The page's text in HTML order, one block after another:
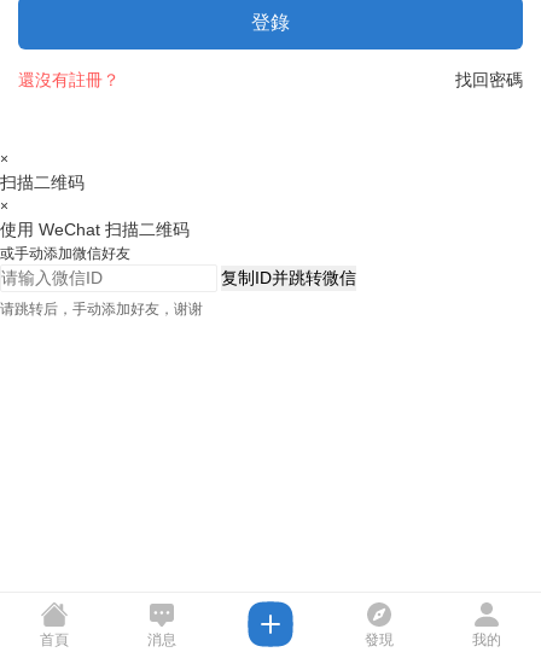
登錄
找回密碼
還沒有註冊？
×
扫描二维码
×
使用 WeChat 扫描二维码
或手动添加微信好友
复制ID并跳转微信
请跳转后，手动添加好友，谢谢
首頁 消息 發現 我的